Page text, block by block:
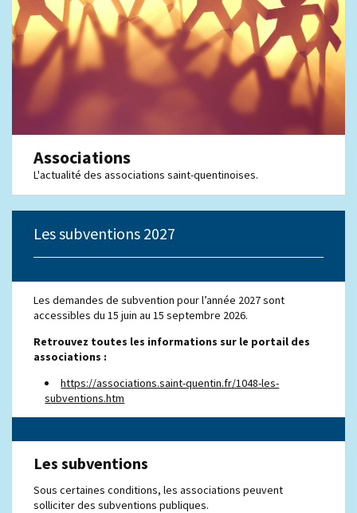
Associations
L'actualité des associations saint-quentinoises.
Les subventions 2027
Les demandes de subvention pour l’année 2027 sont
accessibles du 15 juin au 15 septembre 2026.
Retrouvez toutes les informations sur le portail des
associations :
https://associations.saint-quentin.fr/1048-les-
subventions.htm
Les subventions
Sous certaines conditions, les associations peuvent
solliciter des subventions publiques.